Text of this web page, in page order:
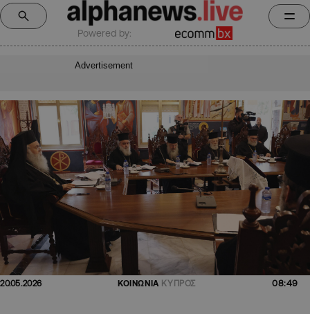
Powered by:
Advertisement
20.05.2026 ΚΟΙΝΩΝΙΑ ΚΥΠΡΟΣ 08:49